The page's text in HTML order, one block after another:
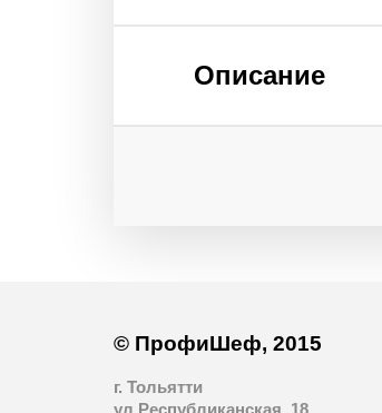
Описание
© ПрофиШеф, 2015
г. Тольятти
ул.Республиканская, 18